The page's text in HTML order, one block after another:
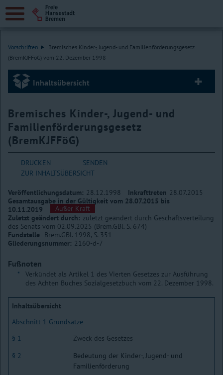
Vorschriften
Bremisches Kinder-, Jugend- und Familienförderungsgesetz
(BremKJFFöG) vom 22. Dezember 1998
Inhaltsübersicht
Bremisches Kinder-, Jugend- und
Familienförderungsgesetz
(BremKJFFöG)
DRUCKEN
SENDEN
ZUR INHALTSÜBERSICHT
Veröffentlichungsdatum: 28.12.1998 Inkrafttreten 28.07.2015
Gesamtausgabe in der Gültigkeit vom 28.07.2015 bis
10.11.2019
Außer Kraft
Zuletzt geändert durch: zuletzt geändert durch Geschäftsverteilung
des Senats vom 02.09.2025 (Brem.GBl. S. 674)
Fundstelle
Brem.GBl. 1998, S. 351
Gliederungsnummer: 2160-d-7
Fußnoten
*
Verkündet als Artikel 1 des Vierten Gesetzes zur Ausführung
des Achten Buches Sozialgesetzbuch vom 22. Dezember 1998.
Inhaltsübersicht
Abschnitt 1 Grundsätze
§ 1
Zweck des Gesetzes
§ 2
Bedeutung der Kinder-, Jugend- und
Familienförderung